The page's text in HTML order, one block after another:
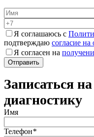
Я соглашаюсь с
подтверждаю согласие
Я согласен на
Записаться
диагностику
Имя
Телефон*